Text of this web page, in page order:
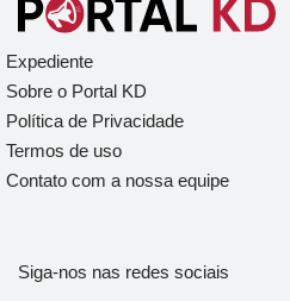
Expediente
Sobre o Portal KD
Política de Privacidade
Termos de uso
Contato com a nossa equipe
Siga-nos nas redes sociais